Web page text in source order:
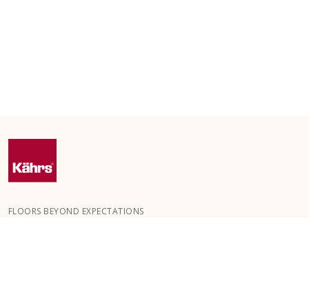
FLOORS BEYOND EXPECTATIONS